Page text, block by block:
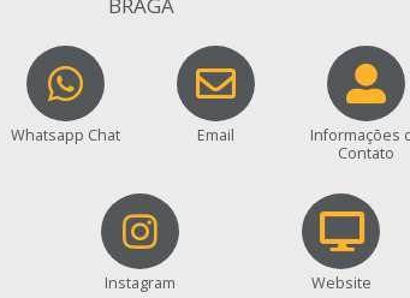
Whatsapp Chat Email
Informações
Contato
Instagram Website